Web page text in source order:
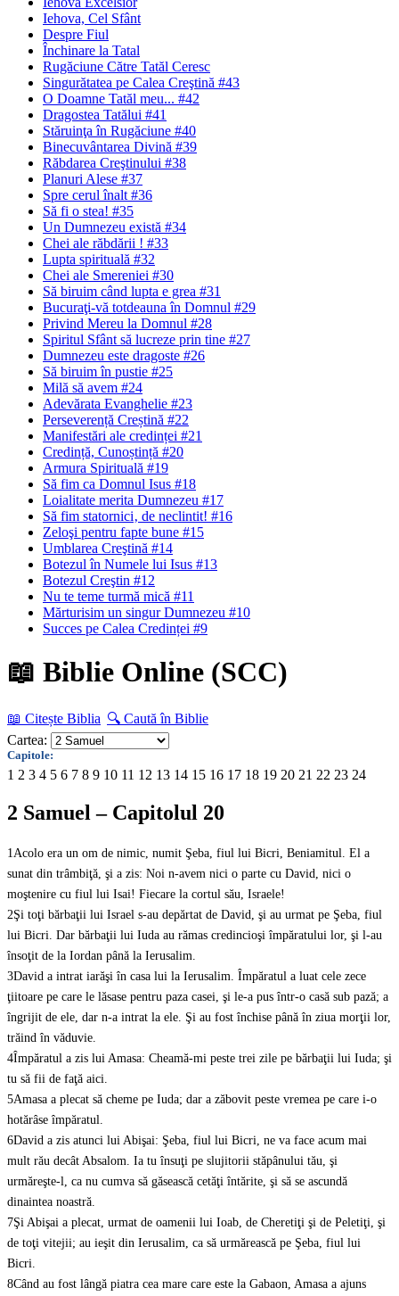
Iehova, Cel Sfânt
Despre Fiul
Închinare la Tatal
Rugăciune Către Tatăl Ceresc
Singurătatea pe Calea Creştină #43
O Doamne Tatăl meu... #42
Dragostea Tatălui #41
Stăruinţa în Rugăciune #40
Binecuvântarea Divină #39
Răbdarea Creştinului #38
Planuri Alese #37
Spre cerul înalt #36
Să fi o stea! #35
Un Dumnezeu există #34
Chei ale răbdării ! #33
Lupta spirituală #32
Chei ale Smereniei #30
Să biruim când lupta e grea #31
Bucuraţi-vă totdeauna în Domnul #29
Privind Mereu la Domnul #28
Spiritul Sfânt să lucreze prin tine #27
Dumnezeu este dragoste #26
Să biruim în pustie #25
Milă să avem #24
Adevărata Evanghelie #23
Perseverență Creștină #22
Manifestări ale credinței #21
Credință, Cunoștință #20
Armura Spirituală #19
Să fim ca Domnul Isus #18
Loialitate merita Dumnezeu #17
Să fim statornici‚ de neclintit! #16
Zeloşi pentru fapte bune #15
Umblarea Creştină #14
Botezul în Numele lui Isus #13
Botezul Creştin #12
Nu te teme turmă mică #11
Mărturisim un singur Dumnezeu #10
Succes pe Calea Credinței #9
📖 Biblie Online (SCC)
📖 Citește Biblia 🔍 Caută în Biblie
Cartea:
Capitole:
1 2 3 4 5 6 7 8 9 10 11 12 13 14 15 16 17 18 19 20 21 22 23 24
2 Samuel – Capitolul 20
1 Acolo era un om de nimic, numit Şeba, fiul lui Bicri, Beniamitul. El a
sunat din trâmbiţă, şi a zis: Noi n-avem nici o parte cu David, nici o
moştenire cu fiul lui Isai! Fiecare la cortul său, Israele!
2Şi toţi bărbaţii lui Israel s-au depărtat de David, şi au urmat pe Şeba, fiul
lui Bicri. Dar bărbaţii lui Iuda au rămas credincioşi împăratului lor, şi l-au
însoţit de la Iordan până la Ierusalim.
3David a intrat iarăşi în casa lui la Ierusalim. Împăratul a luat cele zece
ţiitoare pe care le lăsase pentru paza casei, şi le-a pus într-o casă sub pază; a
îngrijit de ele, dar n-a intrat la ele. Şi au fost închise până în ziua morţii lor,
trăind în văduvie.
4Împăratul a zis lui Amasa: Cheamă-mi peste trei zile pe bărbaţii lui Iuda; şi
tu să fii de faţă aici.
5Amasa a plecat să cheme pe Iuda; dar a zăbovit peste vremea pe care i-o
hotărâse împăratul.
6David a zis atunci lui Abişai: Şeba, fiul lui Bicri, ne va face acum mai
mult rău decât Absalom. Ia tu însuţi pe slujitorii stăpânului tău, şi
urmăreşte-l, ca nu cumva să găsească cetăţi întărite, şi să se ascundă
dinaintea noastră.
7Şi Abişai a plecat, urmat de oamenii lui Ioab, de Cheretiţi şi de Peletiţi, şi
de toţi vitejii; au ieşit din Ierusalim, ca să urmărească pe Şeba, fiul lui
Bicri.
8Când au fost lângă piatra cea mare care este la Gabaon, Amasa a ajuns